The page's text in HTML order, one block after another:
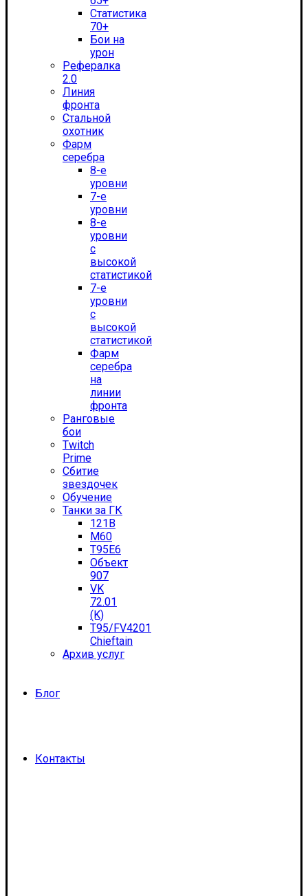
Статистика
70+
Бои на
урон
Рефералка
2.0
Линия
фронта
Стальной
охотник
Фарм
серебра
8-е
уровни
7-е
уровни
8-е
уровни
с
высокой
статистикой
7-е
уровни
с
высокой
статистикой
Фарм
серебра
на
линии
фронта
Ранговые
бои
Twitch
Prime
Сбитие
звездочек
Обучение
Танки за ГК
121B
M60
T95E6
Объект
907
VK
72.01
(K)
T95/FV4201
Chieftain
Архив услуг
Блог
Контакты